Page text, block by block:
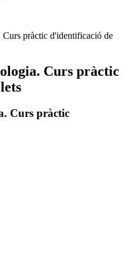
pràctic d'identificació de
Curs pràctic
Curs pràctic